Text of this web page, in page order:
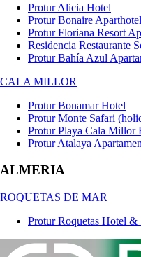
Protur Alicia Hotel
Protur Bonaire Aparthotel
Protur Floriana Resort
Residencia Restaurante
Protur Bahía Azul
CALA MILLOR
Protur Bonamar Hotel
Protur Monte Safari
Protur Playa Cala Millor
Protur Atalaya
ALMERIA
ROQUETAS DE MAR
Protur Roquetas Hotel &